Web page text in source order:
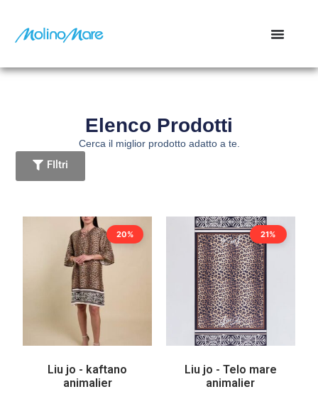
Elenco Prodotti
Cerca il miglior prodotto adatto a te.
FIltri
20%
Liu jo - kaftano
animalier
21%
Liu jo - Telo mare
animalier